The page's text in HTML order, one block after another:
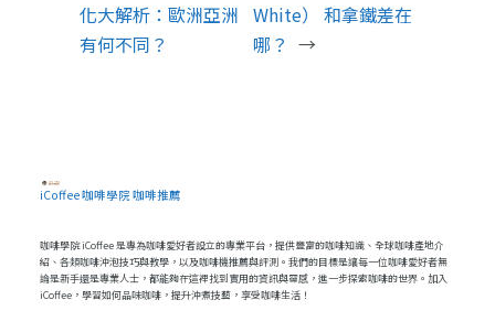
化大解析：歐洲亞洲
有何不同？
White） 和拿鐵差在
哪？ →
iCoffee 咖啡學院 咖啡推薦
咖啡學院 iCoffee 是專為咖啡愛好者設立的專業平台，提供豐富的咖啡知識、全球咖啡產地介
紹、各類咖啡沖泡技巧與教學，以及咖啡機推薦與評測。我們的目標是讓每一位咖啡愛好者無
論是新手還是專業人士，都能夠在這裡找到實用的資訊與靈感，進一步探索咖啡的世界。加入
iCoffee，學習如何品味咖啡，提升沖煮技藝，享受咖啡生活！